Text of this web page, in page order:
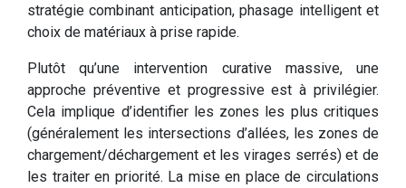
stratégie combinant anticipation, phasage intelligent et
choix de matériaux à prise rapide.
Plutôt qu’une intervention curative massive, une
approche préventive et progressive est à privilégier.
Cela implique d’identifier les zones les plus critiques
(généralement les intersections d’allées, les zones de
chargement/déchargement et les virages serrés) et de
les traiter en priorité. La mise en place de circulations